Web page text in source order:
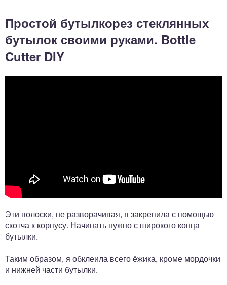
Простой бутылкорез стеклянных
бутылок своими руками. Bottle
Cutter DIY
Эти полоски, не разворачивая, я закрепила с помощью
скотча к корпусу. Начинать нужно с широкого конца
бутылки.
Таким образом, я обклеила всего ёжика, кроме мордочки
и нижней части бутылки.